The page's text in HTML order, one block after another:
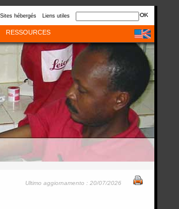
Sites hébergés Liens utiles
RESSOURCES
Ultimo aggiornamento : 20/07/2026